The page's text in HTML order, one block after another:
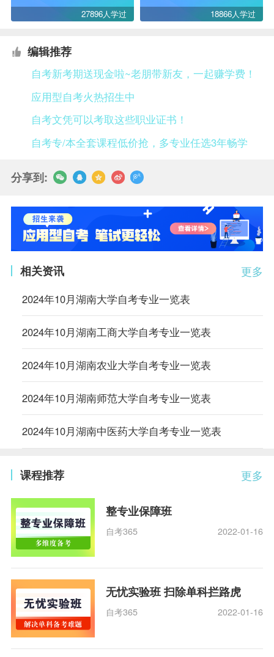
27896人学过 18866人学过
编辑推荐
自考新考期送现金啦~老朋带新友，一起赚学费！
应用型自考火热招生中
自考文凭可以考取这些职业证书！
自考专/本全套课程低价抢，多专业任选3年畅学
分享到:
更多
相关资讯
2024年10月湖南大学自考专业一览表
2024年10月湖南工商大学自考专业一览表
2024年10月湖南农业大学自考专业一览表
2024年10月湖南师范大学自考专业一览表
2024年10月湖南中医药大学自考专业一览表
更多
课程推荐
整专业保障班
自考365 2022-01-16
无忧实验班 扫除单科拦路虎
自考365 2022-01-16